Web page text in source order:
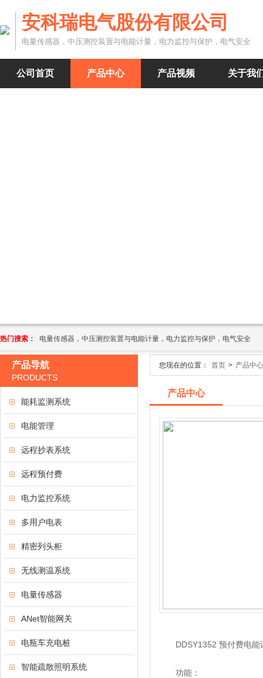
安科瑞电气股份有限公司
电量传感器，中压测控装置与电能计量，电力监控与保护，电气安全
公司首页 产品中心 产品视频 关于我
热门搜索： 电量传感器，中压测控装置与电能计量，电力监控与保护，电气安全
产品导航
PRODUCTS
能耗监测系统
电能管理
远程抄表系统
远程预付费
电力监控系统
多用户电表
精密列头柜
无线测温系统
电量传感器
ANet智能网关
电瓶车充电桩
智能疏散照明系统
您现在的位置： 首页 > 产品中心
产品中心
DDSY1352 预付费电能
功能：